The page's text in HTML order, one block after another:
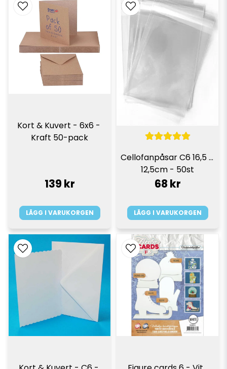
Kort & Kuvert - 6x6 -
Kraft 50-pack
139 kr
LÄGG I VARUKORGEN
Cellofanpåsar C6 16,5 x
12,5cm - 50st
68 kr
LÄGG I VARUKORGEN